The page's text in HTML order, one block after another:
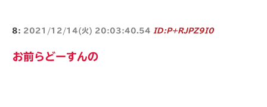
8: 2021/12/14(火) 20:03:40.54 ID:P+RJPZ9I0
お前らどーすんの